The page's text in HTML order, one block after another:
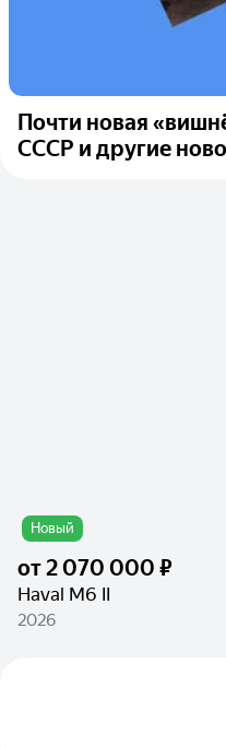
Почти новая
СССР и другие
Новый
от2 070 000 ₽
Haval M6 II
2026